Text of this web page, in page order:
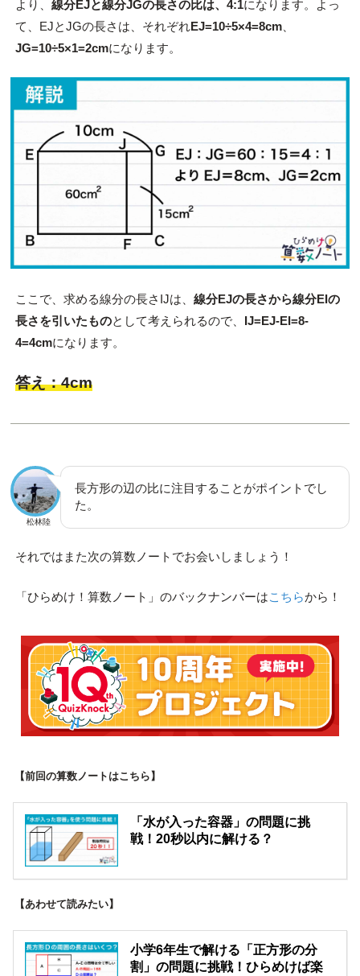
より、 線分EJと線分JGの長さの比は、4:1になります。よっ
て、EJとJGの長さは、それぞれEJ=10÷5×4=8cm、
JG=10÷5×1=2cmになります。
ここで、求める線分の長さIJは、 線分EJの長さから線分EIの
長さを引いたものとして考えられるので、 IJ=EJ-EI=8-
4=4cmになります。
答え：4cm
松林陸
長方形の辺の比に注目することがポイントでし
た。
それではまた次の算数ノートでお会いしましょう！
「ひらめけ！算数ノート」のバックナンバーはこちらから！
【前回の算数ノートはこちら】
「水が入った容器」の問題に挑
戦！20秒以内に解ける？
【あわせて読みたい】
小学6年生で解ける「正方形の分
割」の問題に挑戦！ひらめけば楽